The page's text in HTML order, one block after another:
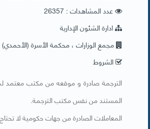
عدد المشاهدات : 26357
ادارة الشئون الإدارية
مجمع الوزارات ، محكمة الأسرة (الأحمدي)
الشروط
​الترجمة صادرة و موقعه من مكتب معتمد لدى
المستند من نفس مكتب الترجمة.
المعاملات الصادرة من جهات حكومية لا